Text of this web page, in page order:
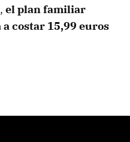
el plan familiar
costar 15,99 euros